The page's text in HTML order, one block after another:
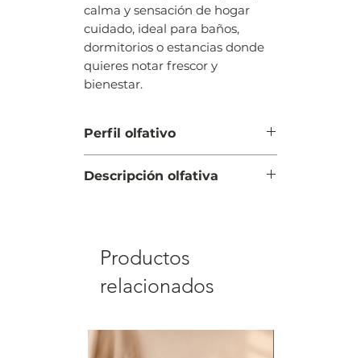
calma y sensación de hogar
cuidado, ideal para baños,
dormitorios o estancias donde
quieres notar frescor y
bienestar.
Perfil olfativo
Descripción olfativa
Fondo: flor de naranjo,
Productos
relacionados